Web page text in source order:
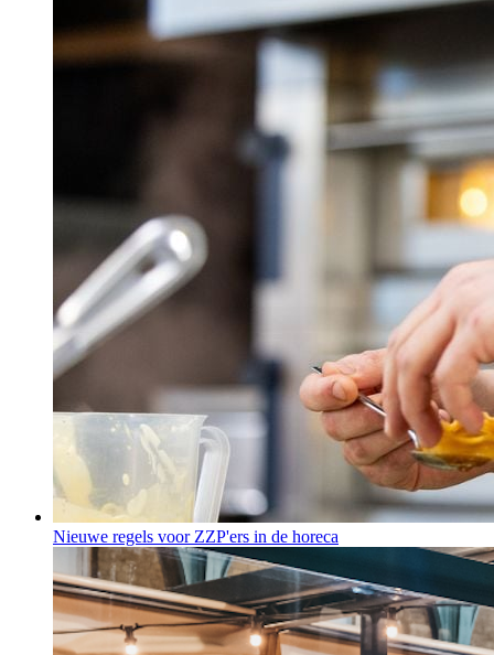
Nieuwe regels voor ZZP'ers in de horeca